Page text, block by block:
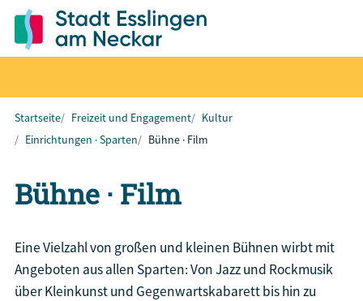
Startseite Freizeit und Engagement
Kultur
Einrichtungen · Sparten
Bühne · Film
Bühne · Film
Eine Vielzahl von großen und kleinen Bühnen wirbt mit
Angeboten aus allen Sparten: Von Jazz und Rockmusik
über Kleinkunst und Gegenwartskabarett bis hin zu